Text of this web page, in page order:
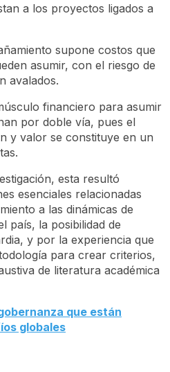
a los proyectos ligados a
supone costos que
asumir, con el riesgo de
avalados.
financiero para asumir
por doble vía, pues el
y valor se constituye en un
esta resultó
esenciales relacionadas
a las dinámicas de
país, la posibilidad de
y por la experiencia que
para crear criterios,
de literatura académica
que están
globales